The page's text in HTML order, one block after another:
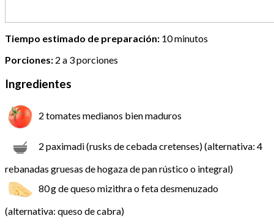
Tiempo estimado de preparación: 10 minutos
Porciones: 2 a 3 porciones
Ingredientes
2 tomates medianos bien maduros
2 paximadi (rusks de cebada cretenses) (alternativa: 4
rebanadas gruesas de hogaza de pan rústico o integral)
80 g de queso mizithra o feta desmenuzado
(alternativa: queso de cabra)